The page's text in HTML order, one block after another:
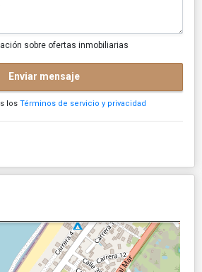
sobre ofertas inmobiliarias
Enviar mensaje
los Términos de servicio y privacidad